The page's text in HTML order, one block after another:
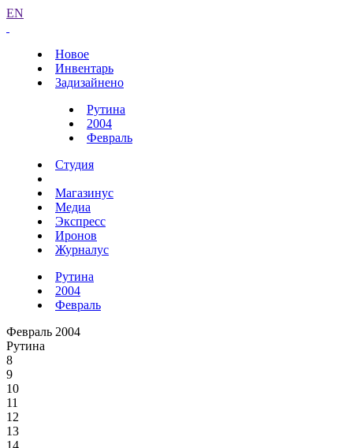
EN
Новое
Инвентарь
Задизайнено
Рутина
2004
Февраль
Студия
Магазинус
Медиа
Экспресс
Иронов
Журналус
Рутина
2004
Февраль
Февраль 2004
Рутина
8
9
10
11
12
13
14